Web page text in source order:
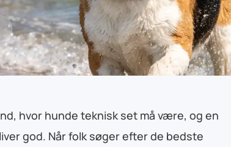
hvor hunde teknisk set må være, og en
god. Når folk søger efter de bedste